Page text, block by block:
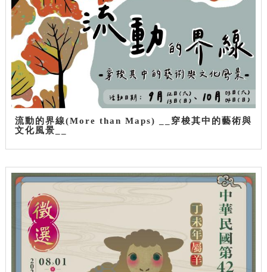
流動的界線(More than Maps) __穿梭其中的藝術與
文化風景__